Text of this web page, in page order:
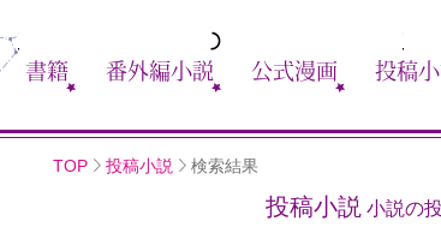
書籍 番外編小説 公式漫画 投稿
TOP 投稿小説 検索結果
投稿小説 小説の